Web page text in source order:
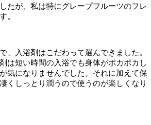
たが、私は特にグレープフルーツのフレ
。
、入浴剤はこだわって選んできました。
は短い時間の入浴でも身体がポカポカし
気になりませんでした。それに加えて保
くしっとり潤うので使うのが楽しくなり